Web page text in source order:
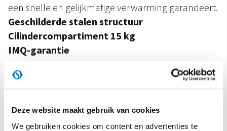
Deze website maakt gebruik van cookies
We gebruiken cookies om content en advertenties te
een snelle en gelijkmatige verwarming garandeert.
Geschilderde stalen structuur
Cilindercompartiment 15 kg
IMQ-garantie
Tubo gas
Drukregelaar
Klepkraan
Max. verwarmbaar volume: 120 m³